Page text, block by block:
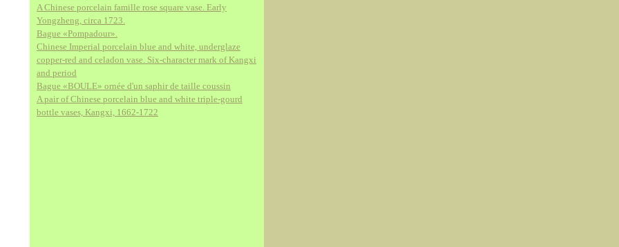
A Chinese porcelain famille rose square vase. Early
Yongzheng, circa 1723.
Bague «Pompadour».
Chinese Imperial porcelain blue and white, underglaze
copper-red and celadon vase. Six-character mark of Kangxi
and period
Bague «BOULE» ornée d'un saphir de taille coussin
A pair of Chinese porcelain blue and white triple-gourd
bottle vases, Kangxi, 1662-1722